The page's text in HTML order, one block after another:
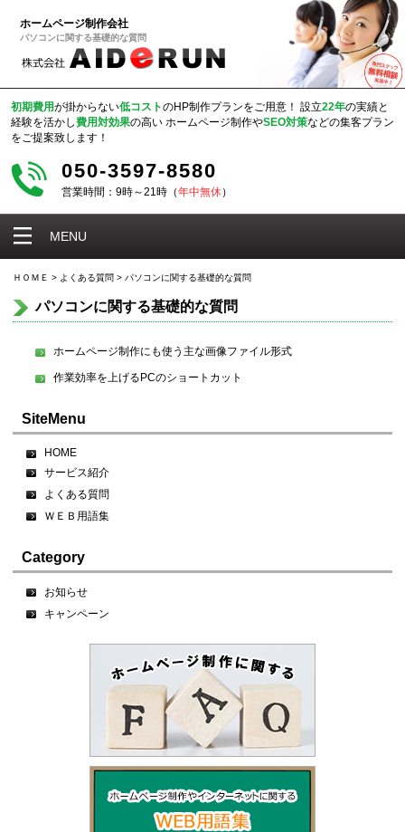
ホームページ制作会社
パソコンに関する基礎的な質問
初期費用が掛からない低コストのHP制作プランをご用意！ 設立22年の実績と
経験を活かし費用対効果の高い ホームページ制作やSEO対策などの集客プラン
をご提案致します！
050-3597-8580
営業時間：9時～21時（年中無休）
MENU
ＨＯＭＥ > よくある質問 > パソコンに関する基礎的な質問
パソコンに関する基礎的な質問
ホームページ制作にも使う主な画像ファイル形式
作業効率を上げるPCのショートカット
SiteMenu
HOME
サービス紹介
よくある質問
ＷＥＢ用語集
Category
お知らせ
キャンペーン